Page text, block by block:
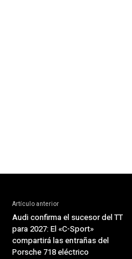
Artículo anterior
Audi confirma el sucesor del TT
para 2027: El «C-Sport»
compartirá las entrañas del
Porsche 718 eléctrico